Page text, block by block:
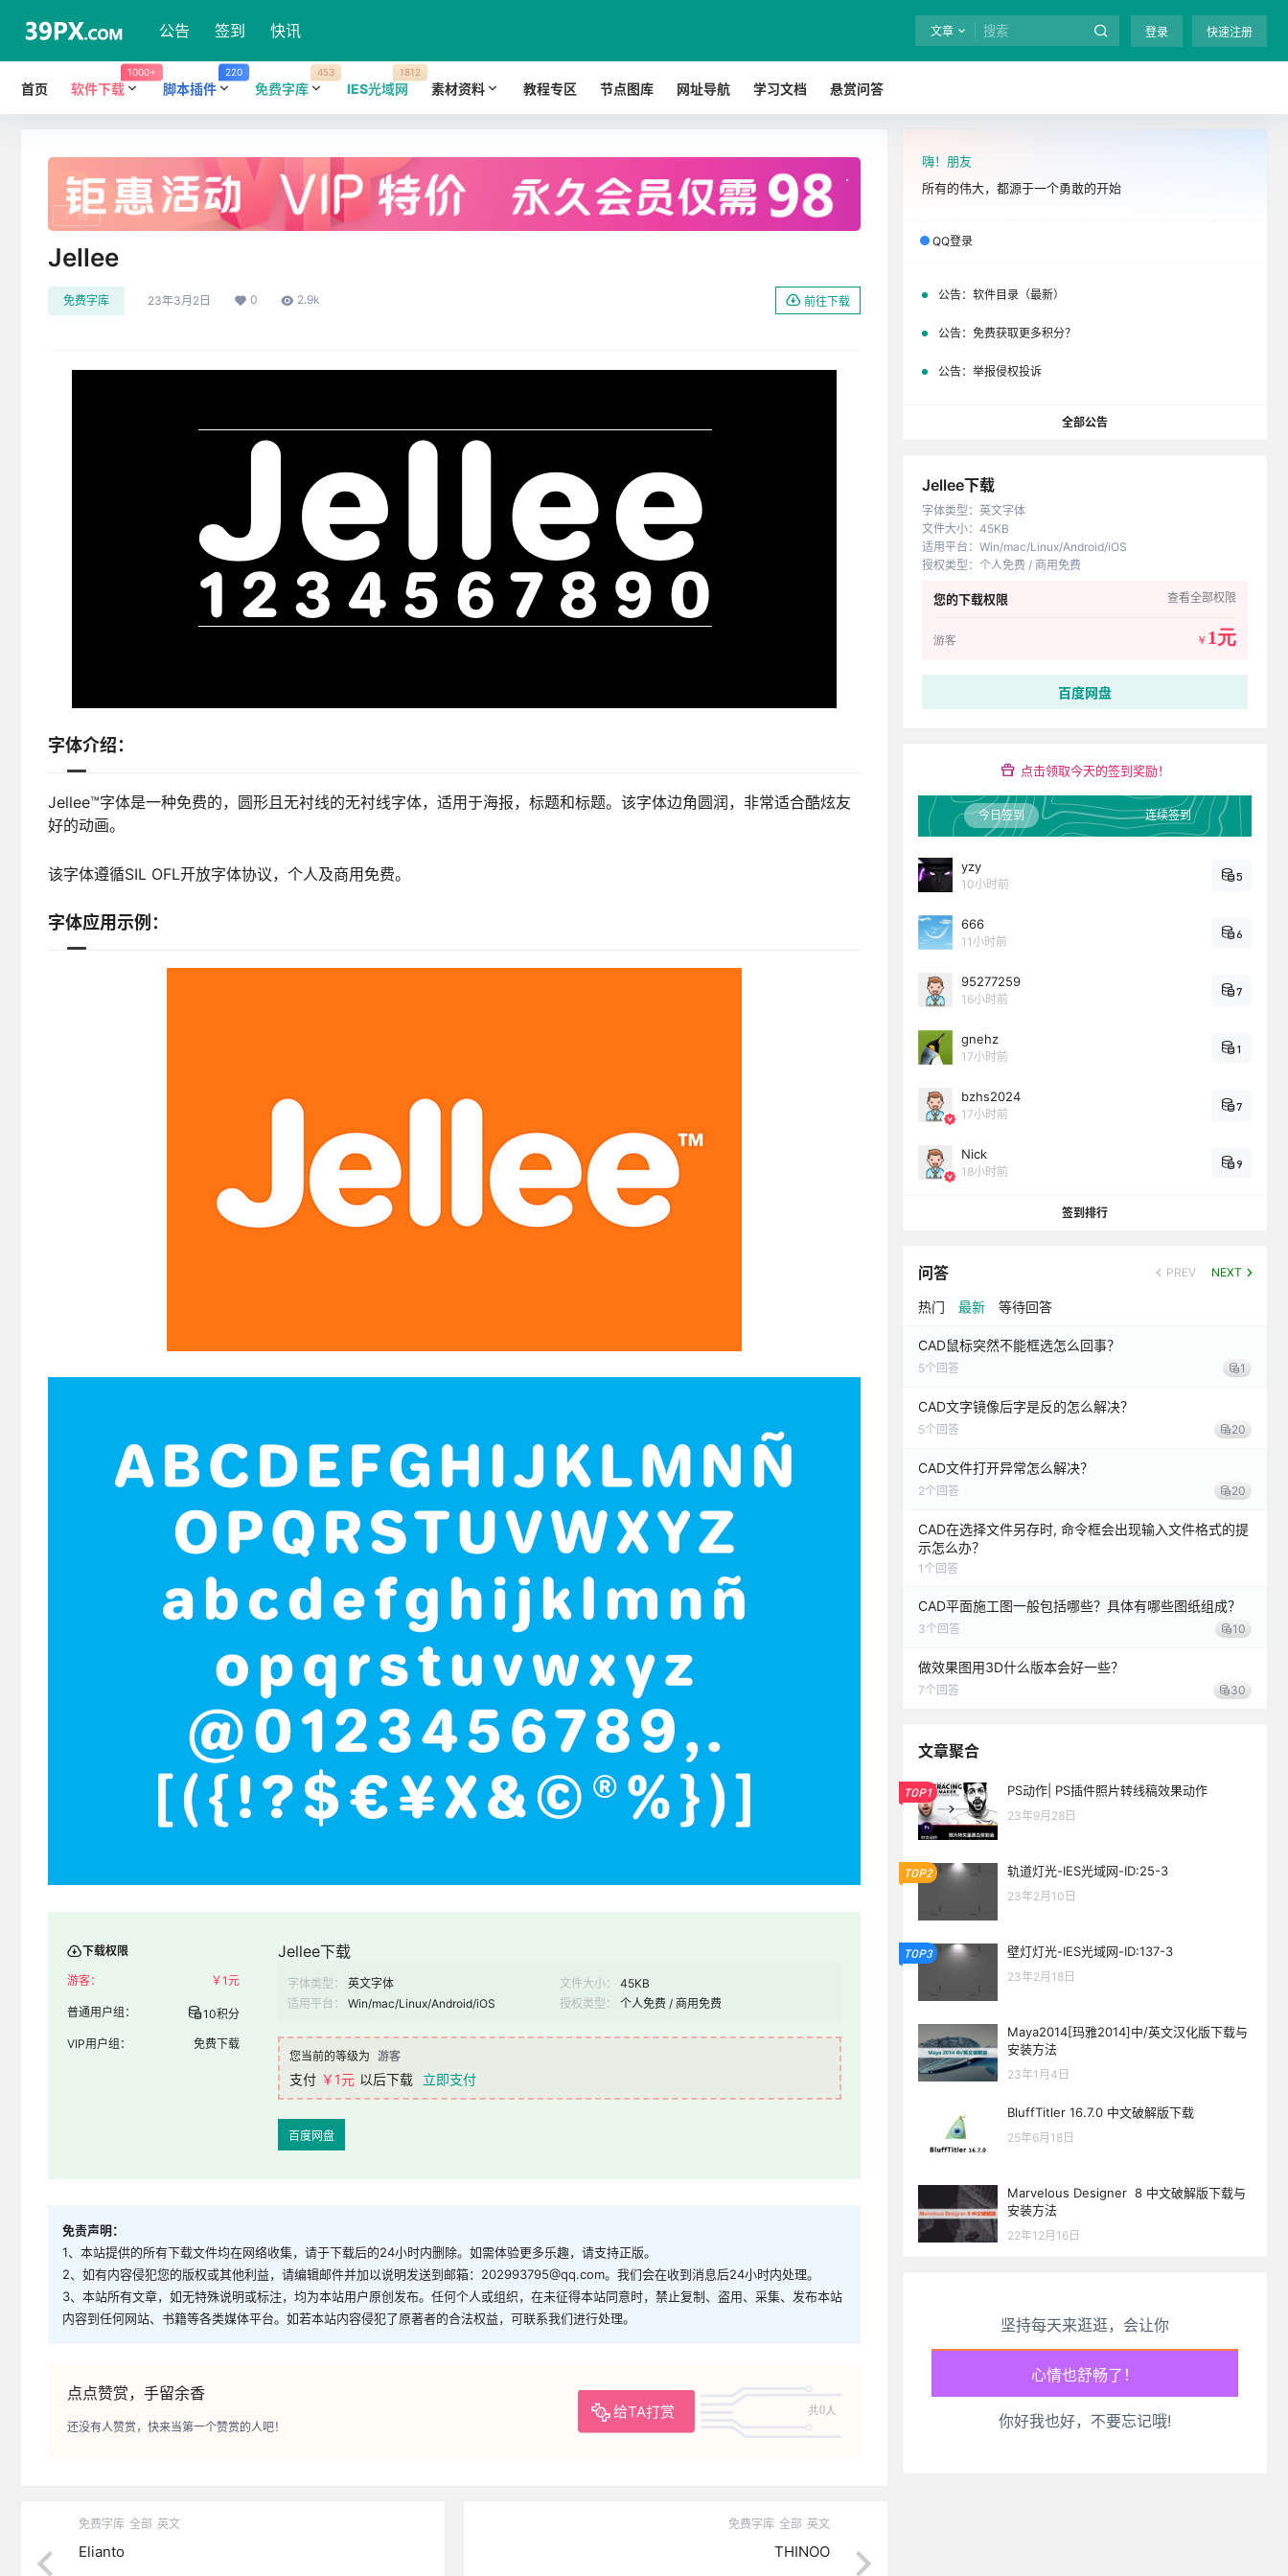
公告 签到 快讯 文章 登录 快速注册
首页 软件下载
1000+
脚本插件
220
免费字库
453
IES光域网
1812
素材资料 教程专区 节点图库 网址导航 学习文档 悬赏问答
. 全站终身免费下载！ 立即开通
广告
Jellee
免费字库 23年3月2日 0 2.9k 前往下载
字体介绍：
Jellee™字体是一种免费的，圆形且无衬线的无衬线字体，适用于海报，标题和标题。该字体边角圆润，非常适合酷炫友
好的动画。
该字体遵循SIL OFL开放字体协议，个人及商用免费。
字体应用示例：
下载权限
游客： ￥1元
普通用户组： 10积分
VIP用户组： 免费下载
Jellee下载
字体类型： 英文字体 文件大小：
45KB
适用平台：
Win/mac/Linux/Android/iOS 授权类型： 个人免费 / 商用免费
您当前的等级为 游客
支付 ￥1元 以后下载 立即支付
百度网盘
免责声明：
1、本站提供的所有下载文件均在网络收集，请于下载后的24小时内删除。如需体验更多乐趣，请支持正版。
2、如有内容侵犯您的版权或其他利益，请编辑邮件并加以说明发送到邮箱：202993795@qq.com。我们会在收到消息后24小时内处理。
3、本站所有文章，如无特殊说明或标注，均为本站用户原创发布。任何个人或组织，在未征得本站同意时，禁止复制、盗用、采集、发布本站
内容到任何网站、书籍等各类媒体平台。如若本站内容侵犯了原著者的合法权益，可联系我们进行处理。
点点赞赏，手留余香
给TA打赏 共0人
还没有人赞赏，快来当第一个赞赏的人吧！
免费字库 全部 英文
Elianto
免费字库 全部 英文
THINOO
嗨！朋友
所有的伟大，都源于一个勇敢的开始
QQ登录
公告： 软件目录（最新）
公告： 免费获取更多积分？
公告： 举报侵权投诉
全部公告
Jellee下载
字体类型 ： 英文字体
文件大小： 45KB
适用平台 ： Win/mac/Linux/Android/iOS
授权类型 ： 个人免费 / 商用免费
您的下载权限 查看全部权限
游客 ￥ 1元
百度网盘
点击领取今天的签到奖励！
今日签到 连续签到
yzy
10小时前
5
666
11小时前
6
95277259
16小时前
7
gnehz
17小时前
1
bzhs2024
17小时前
7
Nick
18小时前
9
签到排行
问答 PREV NEXT
热门 最新 等待回答
CAD鼠标突然不能框选怎么回事？
5个回答 1
CAD文字镜像后字是反的怎么解决？
5个回答 20
CAD文件打开异常怎么解决？
2个回答 20
CAD在选择文件另存时, 命令框会出现输入文件格式的提
示怎么办？
1 个回答
CAD平面施工图一般包括哪些？具体有哪些图纸组成？
3个回答 10
做效果图用3D什么版本会好一些？
7个回答 30
文章聚合
TOP1 PS动作| PS插件照片转线稿效果动作
23年9月28日
TOP2 轨道灯光-IES光域网-ID:25-3
23年2月10日
TOP3 壁灯灯光-IES光域网-ID:137-3
23年2月18日
Maya2014[玛雅2014]中/英文汉化版下载与
安装方法
23年1月4日
BluffTitler 16.7.0 中文破解版下载
25年6月18日
Marvelous Designer 8 中文破解版下载与
安装方法
22年12月16日
坚持每天来逛逛，会让你
生活也美好了！
心情也舒畅了！
你好我也好，不要忘记哦!